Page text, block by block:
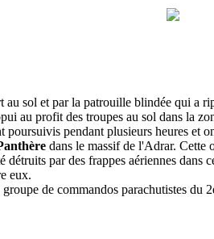
sol et par la patrouille blindée qui a
au profit des troupes au sol dans la
pendant plusieurs heures et
dans le massif de l'Adrar. Cette
par des frappes aériennes
eux.
de commandos parachutistes du